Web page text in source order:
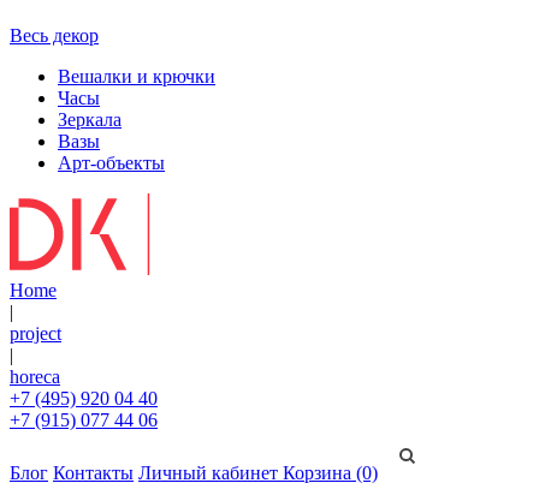
Весь декор
Вешалки и крючки
Часы
Зеркала
Вазы
Арт-объекты
Home
|
project
|
horeca
+7 (495) 920 04 40
+7 (915) 077 44 06
Блог Контакты Личный кабинет Корзина (0)